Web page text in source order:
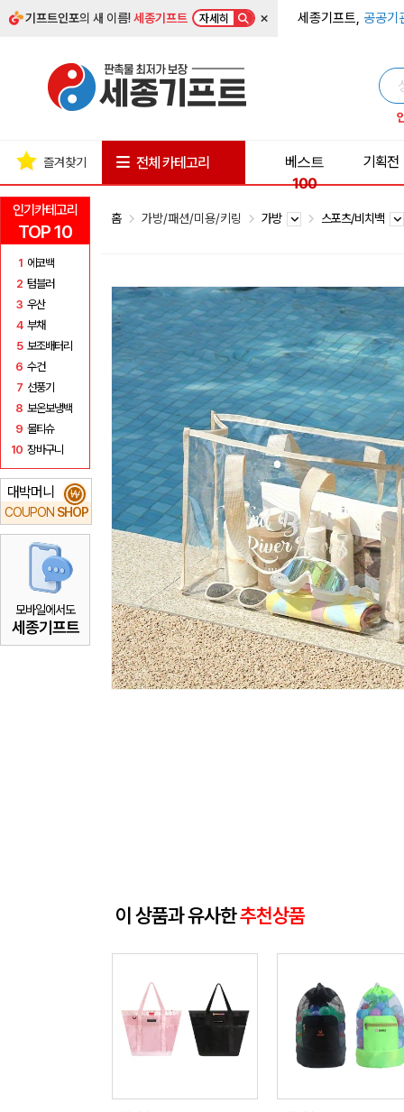
기프트인포의 새 이름!세종기프트 자세히 × 세종기프트, 공공기
인기카테고리
TOP 10
1 에코백
2 텀블러
3 우산
4 부채
5 보조배터리
6 수건
7 선풍기
8 보온보냉백
9 물티슈
10 장바구니
대박머니
COUPON SHOP
₩
모바일에서도
세종기프트
즐겨찾기 전체 카테고리
베스트
100
기획전
홈 가방/패션/미용/키링 가방 스포츠/비치백
이 상품과 유사한추천상품